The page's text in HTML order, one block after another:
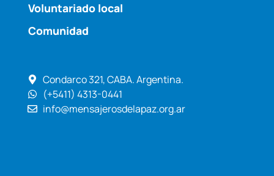
Voluntariado local
Comunidad
Condarco 321, CABA. Argentina.
(+5411) 4313-0441
info@mensajerosdelapaz.org.ar